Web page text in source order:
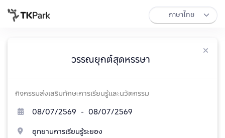
วรรณยุกต์สุดหรรษา
กิจกรรมส่งเสริมทักษะการเรียนรู้และนวัตกรรม
08/07/2569 - 08/07/2569
อุทยานการเรียนรู้ระยอง